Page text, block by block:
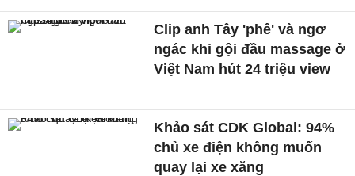
Clip anh Tây 'phê' và ngơ
ngác khi gội đầu massage ở
Việt Nam hút 24 triệu view
Khảo sát CDK Global: 94%
chủ xe điện không muốn
quay lại xe xăng